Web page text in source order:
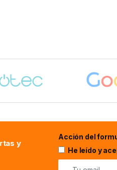
y
Acción del
He leído y